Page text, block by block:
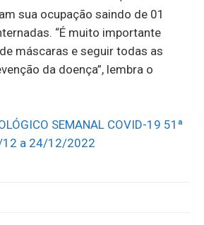
sua ocupação saindo de 01
“É muito importante
máscaras e seguir todas as
da doença”, lembra o
SEMANAL COVID-19 51ª
12 a 24/12/2022